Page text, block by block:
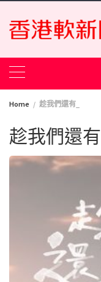
Skip
content
Home 趁我們還有_
趁我們還有_